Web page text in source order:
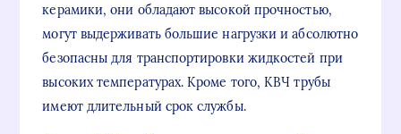
керамики, они обладают высокой прочностью,
могут выдерживать большие нагрузки и абсолютно
безопасны для транспортировки жидкостей при
высоких температурах. Кроме того, КВЧ трубы
имеют длительный срок службы.